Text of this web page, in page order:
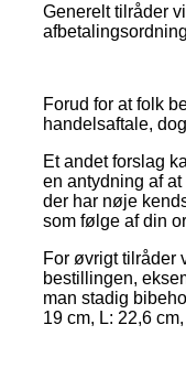
Generelt tilråder
Forud for at folk
handelsaftale,
Et andet forslag
en antydning af
der har nøje
som følge af din
For øvrigt tilråder
bestillingen,
man stadig
19 cm, L: 22,6